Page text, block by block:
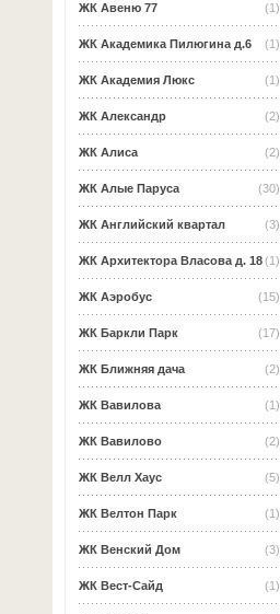
(1)
ЖК Авеню 77
(1)
ЖК Академика Пилюгина д.6
(1)
ЖК Академия Люкс
(2)
ЖК Александр
(2)
ЖК Алиса
(30)
ЖК Алые Паруса
(3)
ЖК Английский квартал
(1)
ЖК Архитектора Власова д. 18
(15)
ЖК Аэробус
(17)
ЖК Баркли Парк
(2)
ЖК Ближняя дача
(1)
ЖК Вавилова
(2)
ЖК Вавилово
(5)
ЖК Велл Хаус
(1)
ЖК Велтон Парк
(3)
ЖК Венский Дом
(1)
ЖК Вест-Сайд